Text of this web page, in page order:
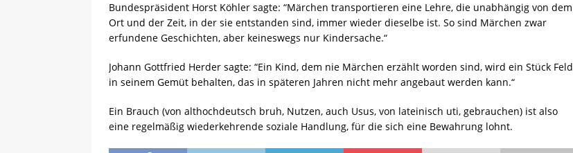
Bundespräsident Horst Köhler sagte: “Märchen transportieren eine Lehre, die unabhängig von dem
Ort und der Zeit, in der sie entstanden sind, immer wieder dieselbe ist. So sind Märchen zwar
erfundene Geschichten, aber keineswegs nur Kindersache.“
Johann Gottfried Herder sagte: “Ein Kind, dem nie Märchen erzählt worden sind, wird ein Stück Feld
in seinem Gemüt behalten, das in späteren Jahren nicht mehr angebaut werden kann.“
Ein Brauch (von althochdeutsch bruh, Nutzen, auch Usus, von lateinisch uti, gebrauchen) ist also
eine regelmäßig wiederkehrende soziale Handlung, für die sich eine Bewahrung lohnt.